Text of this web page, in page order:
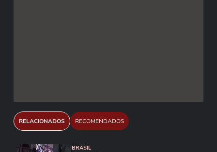
RELACIONADOS RECOMENDADOS
BRASIL